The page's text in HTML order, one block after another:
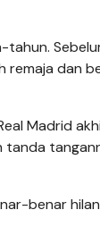
tahun.
remaja dan
Madrid
tanda
benar